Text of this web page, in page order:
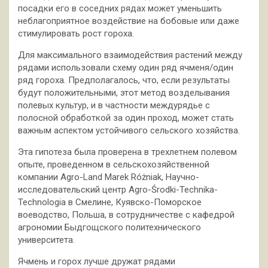
посадки его в соседних рядах может уменьшить
неблагоприятное воздействие на бобовые или даже
стимулировать рост гороха.
Для максимального взаимодействия растений между
рядами использовали схему один ряд ячменя/один
ряд гороха. Предполагалось, что, если результаты
будут положительными, этот метод возделывания
полевых культур, и в частности междурядье с
полосной обработкой за один проход, может стать
важным аспектом устойчивого сельского хозяйства.
Эта гипотеза была проверена в трехлетнем полевом
опыте, проведенном в сельскохозяйственной
компании Agro-Land Marek Różniak, Научно-
исследовательский центр Agro-Środki-Technika-
Technologia в Смелине, Куявско-Поморское
воеводство, Польша, в сотрудничестве с кафедрой
агрономии Быдгощского политехнического
университета.
Ячмень и горох лучше дружат рядами